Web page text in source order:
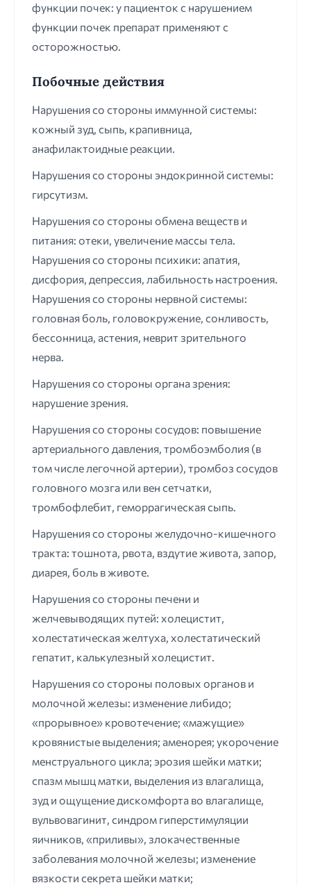
функции почек: у пациенток с нарушением
функции почек препарат применяют с
осторожностью.
Побочные действия
Нарушения со стороны иммунной системы:
кожный зуд, сыпь, крапивница,
анафилактоидные реакции.
Нарушения со стороны эндокринной системы:
гирсутизм.
Нарушения со стороны обмена веществ и
питания: отеки, увеличение массы тела.
Нарушения со стороны психики: апатия,
дисфория, депрессия, лабильность настроения.
Нарушения со стороны нервной системы:
головная боль, головокружение, сонливость,
бессонница, астения, неврит зрительного
нерва.
Нарушения со стороны органа зрения:
нарушение зрения.
Нарушения со стороны сосудов: повышение
артериального давления, тромбоэмболия (в
том числе легочной артерии), тромбоз сосудов
головного мозга или вен сетчатки,
тромбофлебит, геморрагическая сыпь.
Нарушения со стороны желудочно-кишечного
тракта: тошнота, рвота, вздутие живота, запор,
диарея, боль в животе.
Нарушения со стороны печени и
желчевыводящих путей: холецистит,
холестатическая желтуха, холестатический
гепатит, калькулезный холецистит.
Нарушения со стороны половых органов и
молочной железы: изменение либидо;
«прорывное» кровотечение; «мажущие»
кровянистые выделения; аменорея; укорочение
менструального цикла; эрозия шейки матки;
спазм мышц матки, выделения из влагалища,
зуд и ощущение дискомфорта во влагалище,
вульвовагинит, синдром гиперстимуляции
яичников, «приливы», злокачественные
заболевания молочной железы; изменение
вязкости секрета шейки матки;